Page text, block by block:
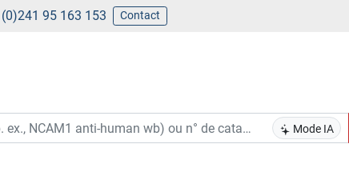
95 163 153 Contact
Mode IA